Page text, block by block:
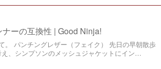
ーの互換性 | Good Ninja!
。 パンチングレザー（フェイク） 先日の早朝散歩
、シンプソンのメッシュジャケットにイン…